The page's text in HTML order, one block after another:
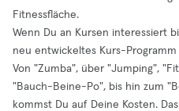
Fitnessfläche.
Wenn Du an Kursen interessiert
neu entwickeltes Kurs-
Von "Zumba", über "Jumping",
"Bauch-Beine-Po", bis hin zum
kommst Du auf Deine Kosten.